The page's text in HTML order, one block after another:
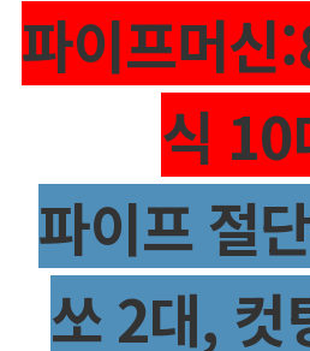
파이프머신
식 10
파이프 절
쏘 2대, 컷